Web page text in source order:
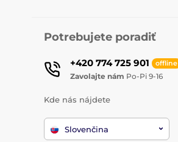
Potrebujete poradiť
+420 774 725 901 offline
Zavolajte nám Po-Pi 9-16
Kde nás nájdete
Slovenčina